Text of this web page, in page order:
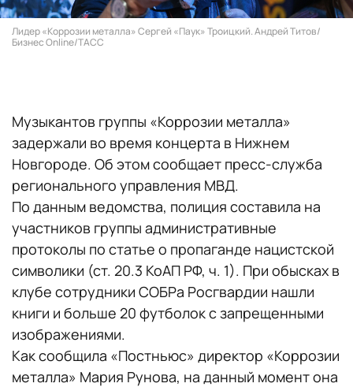
Лидер «Коррозии металла» Сергей «Паук» Троицкий. Андрей Титов/
Бизнес Online/ТАСС
Музыкантов группы «Коррозии металла»
задержали во время концерта в Нижнем
Новгороде. Об этом сообщает пресс-служба
регионального управления МВД.
По данным ведомства, полиция составила на
участников группы административные
протоколы по статье о пропаганде нацистской
символики (ст. 20.3 КоАП РФ, ч. 1). При обысках в
клубе сотрудники СОБРа Росгвардии нашли
книги и больше 20 футболок с запрещенными
изображениями.
Как сообщила «Постньюс» директор «Коррозии
металла» Мария Рунова, на данный момент она